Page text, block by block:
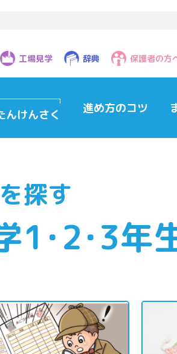
工場見学 辞典 保護者の方
んけんさく 進め方のコツ
探す
1･2･3年